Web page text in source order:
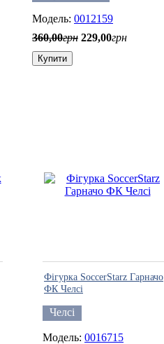
0012159
360,00грн 229,00грн
Купити
Фігурка SoccerStarz Гарначо
ФК Челсі
Челсі
0016715